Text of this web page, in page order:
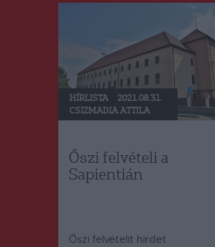
HÍRLISTA
2021.08.31.
CSIZMADIA ATTILA
Őszi felvételi a
Sapientián
Őszi felvételit hirdet